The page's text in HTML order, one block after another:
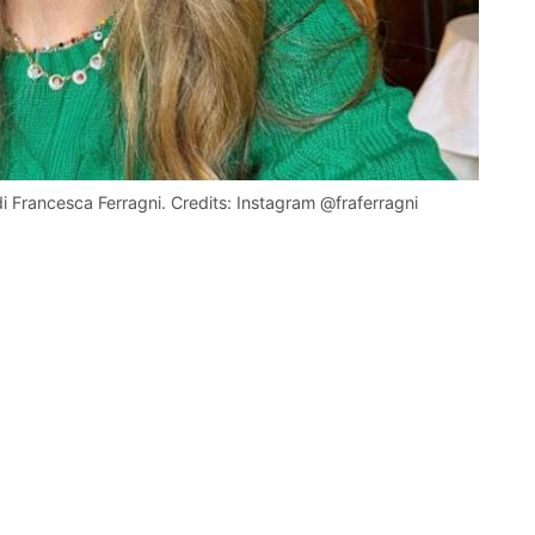
Ferragni. Credits: Instagram @fraferragni